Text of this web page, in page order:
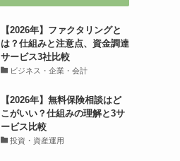
【2026年】ファクタリングと
は？仕組みと注意点、資金調達
サービス3社比較
ビジネス・企業・会計
【2026年】無料保険相談はど
こがいい？仕組みの理解と3サ
ービス比較
投資・資産運用